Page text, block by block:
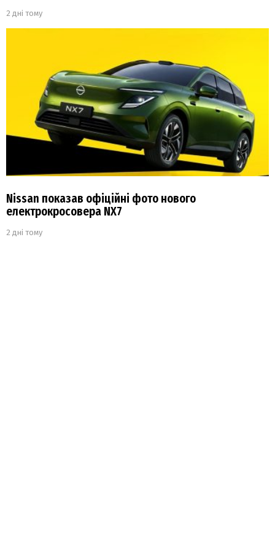
2 дні тому
Nissan показав офіційні фото нового
електрокросовера NX7
2 дні тому